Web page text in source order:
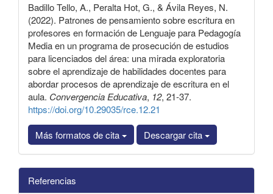
Badillo Tello, A., Peralta Hot, G., & Ávila Reyes, N.
(2022). Patrones de pensamiento sobre escritura en
profesores en formación de Lenguaje para Pedagogía
Media en un programa de prosecución de estudios
para licenciados del área: una mirada exploratoria
sobre el aprendizaje de habilidades docentes para
abordar procesos de aprendizaje de escritura en el
aula. Convergencia Educativa, 12, 21-37.
https://doi.org/10.29035/rce.12.21
Más formatos de cita
Descargar cita
Referencias